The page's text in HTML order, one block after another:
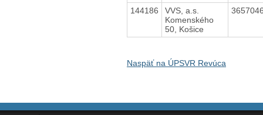
144186
VVS, a.s.
Komenského
50, Košice
Naspäť na ÚPSVR Revúca